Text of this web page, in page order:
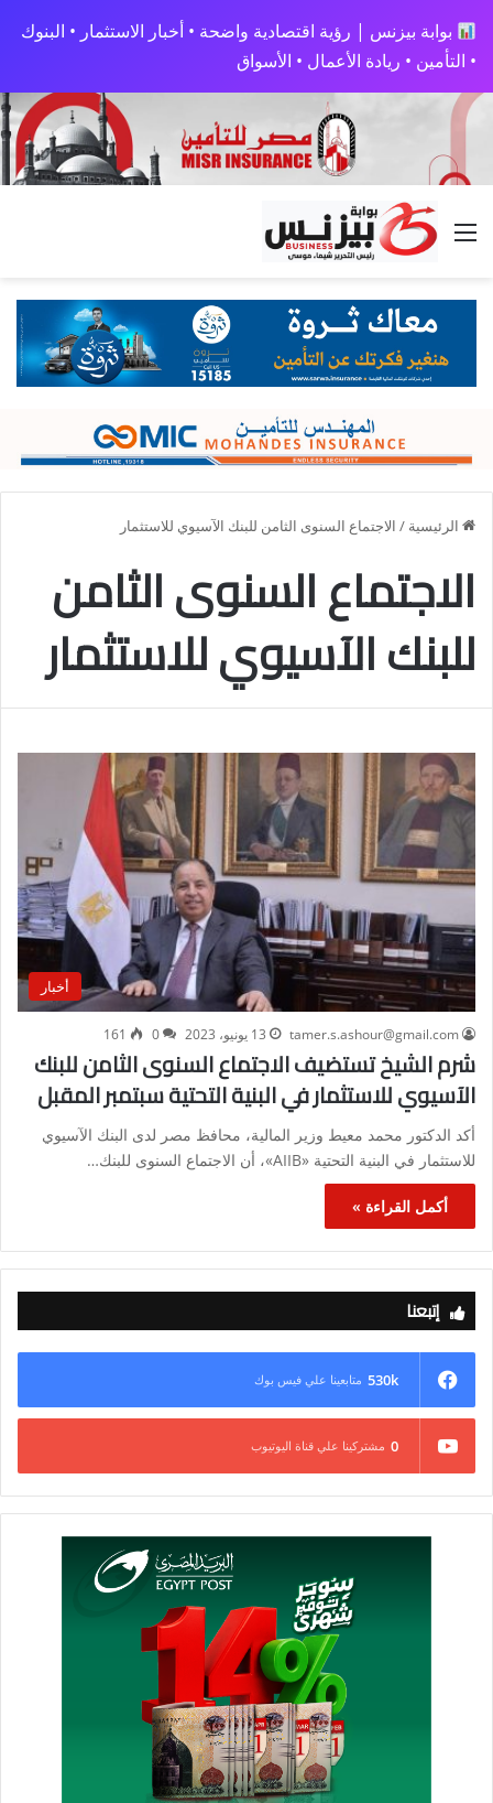
بوابة بيزنس | رؤية اقتصادية واضحة • أخبار الاستثمار • البنوك
• التأمين • ريادة الأعمال • الأسواق
القائمة
الرئيسية / الاجتماع السنوى الثامن للبنك الآسيوي للاستثمار
الاجتماع السنوى الثامن
للبنك الآسيوي للاستثمار
أخبار
tamer.s.ashour@gmail.com 13 يونيو، 2023 0
161
شرم الشيخ تستضيف الاجتماع السنوى الثامن للبنك
الآسيوي للاستثمار في البنية التحتية سبتمبر المقبل
أكد الدكتور محمد معيط وزير المالية، محافظ مصر لدى البنك الآسيوي
للاستثمار في البنية التحتية «AIIB»، أن الاجتماع السنوى للبنك…
أكمل القراءة »
إتبعنا
530k متابعينا علي فيس بوك
0 مشتركينا علي قناة اليوتيوب